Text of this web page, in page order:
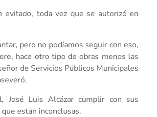
evitado, toda vez que se autorizó en
pero no podíamos seguir con eso,
hace otro tipo de obras menos las
de Servicios Públicos Municipales
José Luis Alcázar cumplir con sus
están inconclusas.